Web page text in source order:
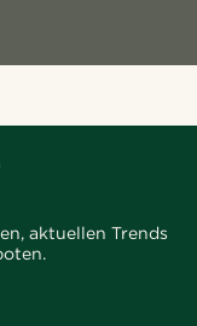
aktuellen Trends